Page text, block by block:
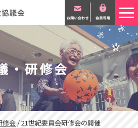
・研修会
修会/21世紀委員会研修会の開催